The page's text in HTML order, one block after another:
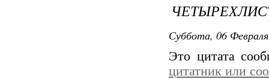
Суббота, 06
Это цитата
цитатник или